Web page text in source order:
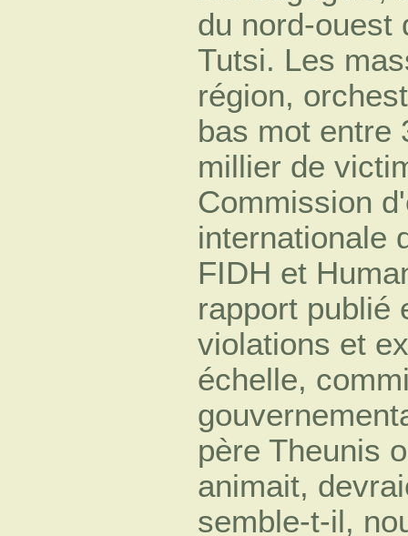
du nord-ouest
Tutsi. Les
région,
bas mot entre
millier de
Commission
internationale
FIDH et
rapport publié
violations et
échelle,
père Theunis
animait,
semble-t-il,